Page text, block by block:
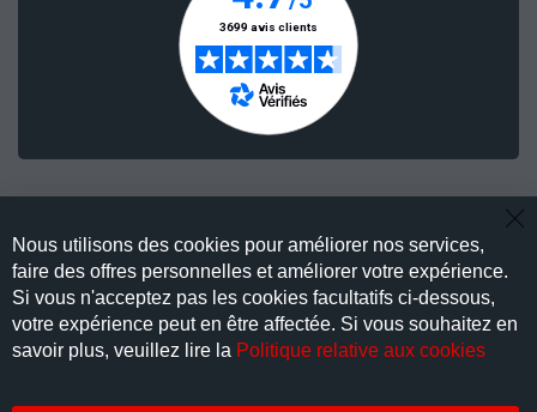
LIVRAISON EXPRESS
Nous utilisons des cookies pour améliorer nos services,
faire des offres personnelles et améliorer votre expérience.
Si vous n'acceptez pas les cookies facultatifs ci-dessous,
votre expérience peut en être affectée. Si vous souhaitez en
savoir plus, veuillez lire la Politique relative aux cookies